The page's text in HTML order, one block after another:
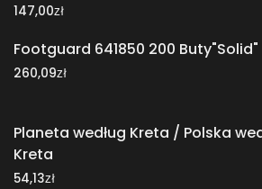
147,00zł
Footguard 641850 200 Buty"Solid"
260,09zł
Planeta według Kreta / Polska
Kreta
54,13zł